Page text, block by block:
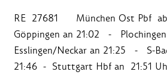
RE 27681 München Ost Pbf
Göppingen an 21:02 -
Esslingen/Neckar an 21:25 - S-
21:46 - Stuttgart Hbf an 21:51